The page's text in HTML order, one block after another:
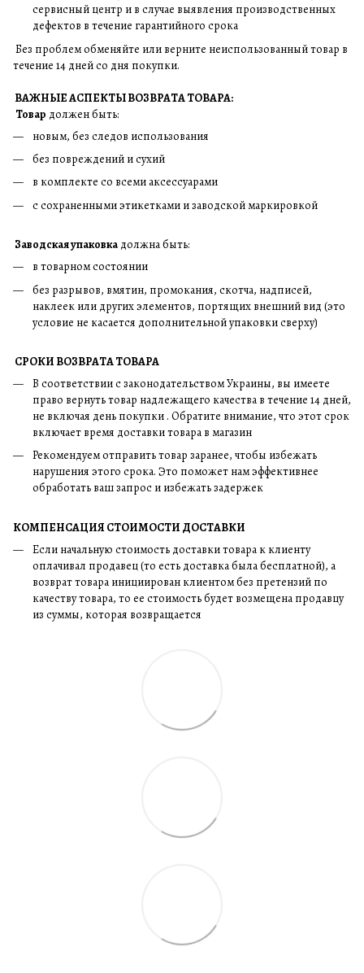
сервисный центр и в случае выявления производственных
дефектов в течение гарантийного срока
Без проблем обменяйте или верните неиспользованный товар в
течение 14 дней со дня покупки.
ВАЖНЫЕ АСПЕКТЫ ВОЗВРАТА ТОВАРА:
Товар должен быть:
новым, без следов использования
без повреждений и сухий
в комплекте со всеми аксессуарами
с сохраненными этикетками и заводской маркировкой
Заводская упаковка должна быть:
в товарном состоянии
без разрывов, вмятин, промокания, скотча, надписей,
наклеек или других элементов, портящих внешний вид (это
условие не касается дополнительной упаковки сверху)
СРОКИ ВОЗВРАТА ТОВАРА
В соответствии с законодательством Украины, вы имеете
право вернуть товар надлежащего качества в течение 14 дней,
не включая день покупки . Обратите внимание, что этот срок
включает время доставки товара в магазин
Рекомендуем отправить товар заранее, чтобы избежать
нарушения этого срока. Это поможет нам эффективнее
обработать ваш запрос и избежать задержек
КОМПЕНСАЦИЯ СТОИМОСТИ ДОСТАВКИ
Если начальную стоимость доставки товара к клиенту
оплачивал продавец (то есть доставка была бесплатной), а
возврат товара инициирован клиентом без претензий по
качеству товара, то ее стоимость будет возмещена продавцу
из суммы, которая возвращается